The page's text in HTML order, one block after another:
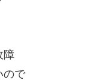
障
ので